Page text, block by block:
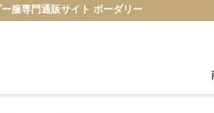
服専門通販サイト ボーダリー